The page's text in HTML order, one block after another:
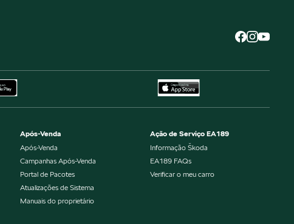
Após-Venda
Após-Venda
Campanhas Após-Venda
Portal de Pacotes
Atualizações de Sistema
Manuais do proprietário
Ação de Serviço EA189
Informação Škoda
EA189 FAQs
Verificar o meu carro